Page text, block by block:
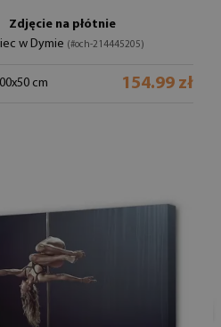
Zdjęcie na płótnie
w Dymie (#och-214445205)
cm 154.99 zł